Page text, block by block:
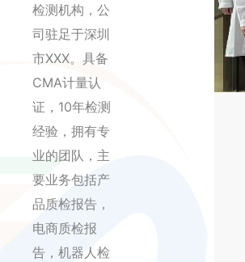
检测机构，公
司驻足于深圳
市XXX。具备
CMA计量认
证，10年检测
经验，拥有专
业的团队，主
要业务包括产
品质检报告，
电商质检报
告，机器人检